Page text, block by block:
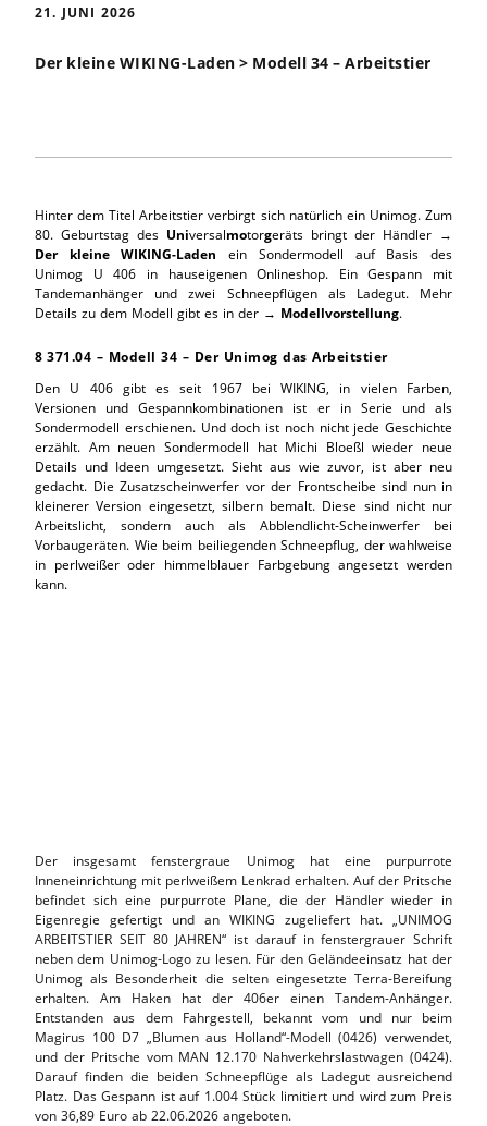
21. JUNI 2026
Der kleine WIKING-Laden > Modell 34 – Arbeitstier
Hinter dem Titel Arbeitstier verbirgt sich natürlich ein Unimog. Zum
80. Geburtstag des Universalmotorgeräts bringt der Händler →
Der kleine WIKING-Laden ein Sondermodell auf Basis des
Unimog U 406 in hauseigenen Onlineshop. Ein Gespann mit
Tandemanhänger und zwei Schneepflügen als Ladegut. Mehr
Details zu dem Modell gibt es in der → Modellvorstellung.
8 371.04 – Modell 34 – Der Unimog das Arbeitstier
Den U 406 gibt es seit 1967 bei WIKING, in vielen Farben,
Versionen und Gespannkombinationen ist er in Serie und als
Sondermodell erschienen. Und doch ist noch nicht jede Geschichte
erzählt. Am neuen Sondermodell hat Michi Bloeßl wieder neue
Details und Ideen umgesetzt. Sieht aus wie zuvor, ist aber neu
gedacht. Die Zusatzscheinwerfer vor der Frontscheibe sind nun in
kleinerer Version eingesetzt, silbern bemalt. Diese sind nicht nur
Arbeitslicht, sondern auch als Abblendlicht-Scheinwerfer bei
Vorbaugeräten. Wie beim beiliegenden Schneepflug, der wahlweise
in perlweißer oder himmelblauer Farbgebung angesetzt werden
kann.
Der insgesamt fenstergraue Unimog hat eine purpurrote
Inneneinrichtung mit perlweißem Lenkrad erhalten. Auf der Pritsche
befindet sich eine purpurrote Plane, die der Händler wieder in
Eigenregie gefertigt und an WIKING zugeliefert hat. „UNIMOG
ARBEITSTIER SEIT 80 JAHREN“ ist darauf in fenstergrauer Schrift
neben dem Unimog-Logo zu lesen. Für den Geländeeinsatz hat der
Unimog als Besonderheit die selten eingesetzte Terra-Bereifung
erhalten. Am Haken hat der 406er einen Tandem-Anhänger.
Entstanden aus dem Fahrgestell, bekannt vom und nur beim
Magirus 100 D7 „Blumen aus Holland“-Modell (0426) verwendet,
und der Pritsche vom MAN 12.170 Nahverkehrslastwagen (0424).
Darauf finden die beiden Schneepflüge als Ladegut ausreichend
Platz. Das Gespann ist auf 1.004 Stück limitiert und wird zum Preis
von 36,89 Euro ab 22.06.2026 angeboten.